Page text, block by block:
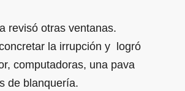
revisó otras ventanas.
la irrupción y logró
computadoras, una pava
de blanquería.